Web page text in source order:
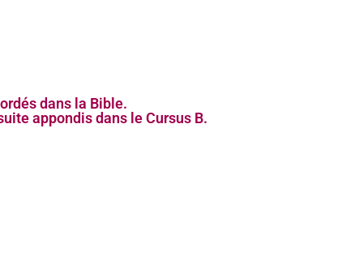
dans la Bible.
appondis dans le Cursus B.